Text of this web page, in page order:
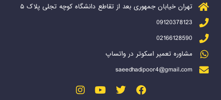
تهران خیابان جمهوری بعد از تقاطع دانشگاه کوچه تجلی پلاک ۵
09120378123
02166128590
مشاوره تعمیر اسکوتر در واتساپ
saeedhadipoor4@gmail.com